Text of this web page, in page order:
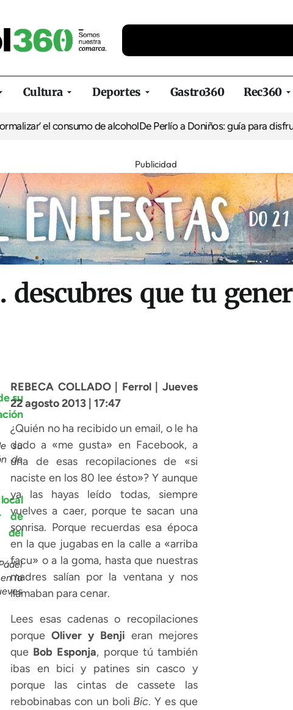
Cultura Deportes Gastro360 Rec360
el consumo de alcoholDe Perlío a Doniños: guía para disfrutar del
Publicidad
que tu
su
de
la
REBECA COLLADO | Ferrol | Jueves
22 agosto 2013 | 17:47
¿Quién no ha recibido un email, o le ha
dado a «me gusta» en Facebook, a
una de esas recopilaciones de «si
naciste en los 80 lee ésto»? Y aunque
ya las hayas leído todas, siempre
vuelves a caer, porque te sacan una
sonrisa. Porque recuerdas esa época
en la que jugabas en la calle a «arriba
facu» o a la goma, hasta que nuestras
madres salían por la ventana y nos
llamaban para cenar.
Lees esas cadenas o recopilaciones
porqueOliver y Benji eran mejores
que Bob Esponja, porque tú también
ibas en bici y patines sin casco y
porque las cintas de cassete las
rebobinabas con un boli Bic. Y es que